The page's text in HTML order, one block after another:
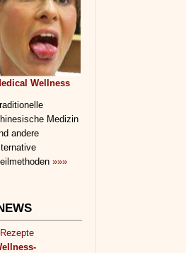
Wellness
Medizin
andere
»»»